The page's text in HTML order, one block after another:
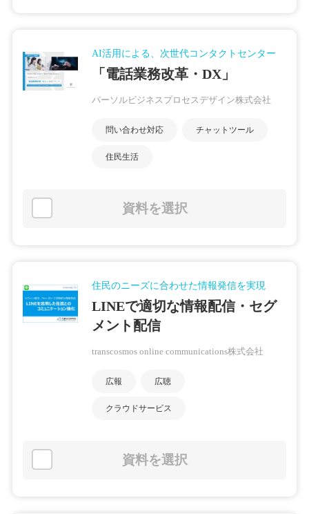
AI活用による、次世代コンタクトセンター
「電話業務改革・DX」
パーソルビジネスプロセスデザイン株式会社
問い合わせ対応 チャットツール
住民生活
資料を選択
住民のニーズに合わせた情報発信を実現
LINEで適切な情報配信・セグ
メント配信
transcosmos online communications株式会社
広報 広聴
クラウドサービス
資料を選択